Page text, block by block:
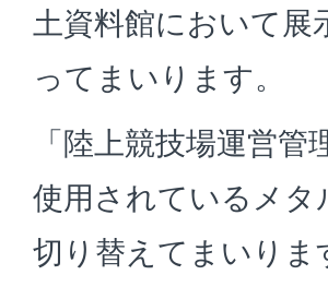
土資料館において展
ってまいります。
「陸上競技場運営
使用されているメ
切り替えてまいりま